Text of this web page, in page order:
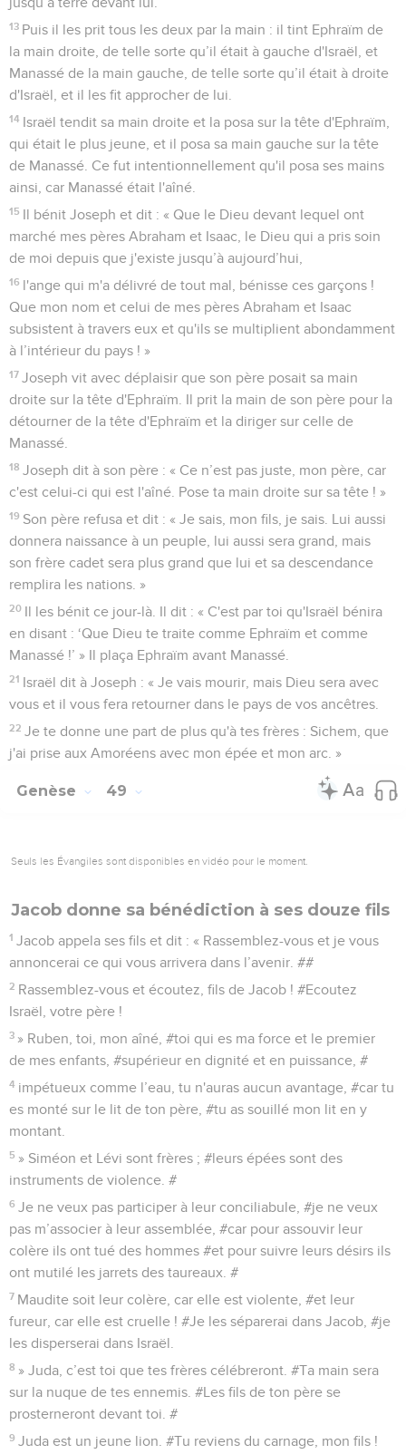
13 Puis il les prit tous les deux par la main : il tint Ephraïm de
la main droite, de telle sorte qu’il était à gauche d'Israël, et
Manassé de la main gauche, de telle sorte qu’il était à droite
d'Israël, et il les fit approcher de lui.
14 Israël tendit sa main droite et la posa sur la tête d'Ephraïm,
qui était le plus jeune, et il posa sa main gauche sur la tête
de Manassé. Ce fut intentionnellement qu'il posa ses mains
ainsi, car Manassé était l'aîné.
15 Il bénit Joseph et dit : « Que le Dieu devant lequel ont
marché mes pères Abraham et Isaac, le Dieu qui a pris soin
de moi depuis que j'existe jusqu’à aujourd’hui,
16 l'ange qui m'a délivré de tout mal, bénisse ces garçons !
Que mon nom et celui de mes pères Abraham et Isaac
subsistent à travers eux et qu'ils se multiplient abondamment
à l’intérieur du pays ! »
17 Joseph vit avec déplaisir que son père posait sa main
droite sur la tête d'Ephraïm. Il prit la main de son père pour la
détourner de la tête d'Ephraïm et la diriger sur celle de
Manassé.
18 Joseph dit à son père : « Ce n’est pas juste, mon père, car
c'est celui-ci qui est l'aîné. Pose ta main droite sur sa tête ! »
19 Son père refusa et dit : « Je sais, mon fils, je sais. Lui aussi
donnera naissance à un peuple, lui aussi sera grand, mais
son frère cadet sera plus grand que lui et sa descendance
remplira les nations. »
20 Il les bénit ce jour-là. Il dit : « C'est par toi qu'Israël bénira
en disant : ‘Que Dieu te traite comme Ephraïm et comme
Manassé !’ » Il plaça Ephraïm avant Manassé.
21 Israël dit à Joseph : « Je vais mourir, mais Dieu sera avec
vous et il vous fera retourner dans le pays de vos ancêtres.
22 Je te donne une part de plus qu'à tes frères : Sichem, que
j'ai prise aux Amoréens avec mon épée et mon arc. »
Genèse 49
Seuls les Évangiles sont disponibles en vidéo pour le moment.
Jacob donne sa bénédiction à ses douze fils
1 Jacob appela ses fils et dit : « Rassemblez-vous et je vous
annoncerai ce qui vous arrivera dans l’avenir. ##
2 Rassemblez-vous et écoutez, fils de Jacob ! #Ecoutez
Israël, votre père !
3 » Ruben, toi, mon aîné, #toi qui es ma force et le premier
de mes enfants, #supérieur en dignité et en puissance, #
4 impétueux comme l’eau, tu n'auras aucun avantage, #car tu
es monté sur le lit de ton père, #tu as souillé mon lit en y
montant.
5 » Siméon et Lévi sont frères ; #leurs épées sont des
instruments de violence. #
6 Je ne veux pas participer à leur conciliabule, #je ne veux
pas m’associer à leur assemblée, #car pour assouvir leur
colère ils ont tué des hommes #et pour suivre leurs désirs ils
ont mutilé les jarrets des taureaux. #
7 Maudite soit leur colère, car elle est violente, #et leur
fureur, car elle est cruelle ! #Je les séparerai dans Jacob, #je
les disperserai dans Israël.
8 » Juda, c’est toi que tes frères célébreront. #Ta main sera
sur la nuque de tes ennemis. #Les fils de ton père se
prosterneront devant toi. #
9 Juda est un jeune lion. #Tu reviens du carnage, mon fils !